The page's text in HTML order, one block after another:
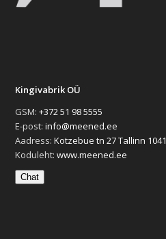
Kingivabrik OÜ
GSM:+372 51 98 5555
E-post:info@meened.ee
Aadress:Kotzebue tn 27 Tallinn
Koduleht:www.meened.ee
Chat